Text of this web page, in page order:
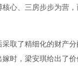
心、三房步步为营
取了精细化的财产
时，梁安琪给出了